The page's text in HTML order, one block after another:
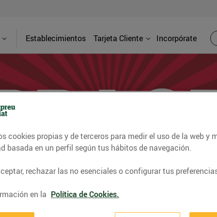
Establecimientos Tarjeta Cliente Incorpórate
cookies propias y de terceros para medir el uso de la web y
basada en un perfil según tus hábitos de navegación.
rechazar las no esenciales o configurar tus
en la Política de Cookies.